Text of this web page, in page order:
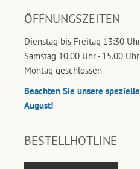
ÖFFNUNGSZEITEN
Dienstag bis Freitag 13:30
Samstag 10.00 Uhr - 15.00 Uhr
Montag geschlossen
Beachten Sie unsere
August!
BESTELLHOTLINE